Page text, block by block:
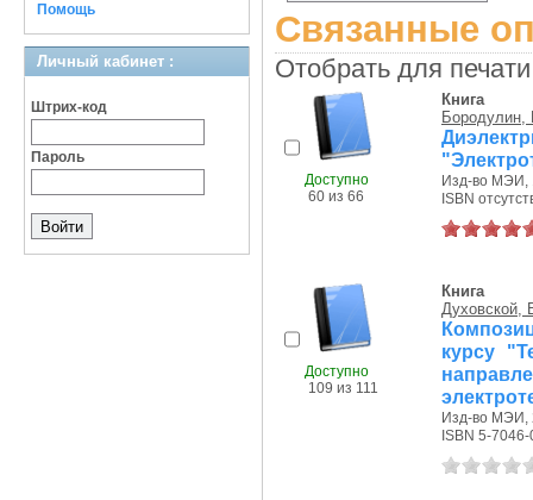
Помощь
Личный кабинет :
Штрих-код
Пароль
Связанные
Отобрать для
Доступно
60 из 66
Книга
Изд-во МЭИ,
ISBN
Доступно
109 из 111
Книга
Духовской,
курсу
Изд-во МЭИ,
ISBN 5-